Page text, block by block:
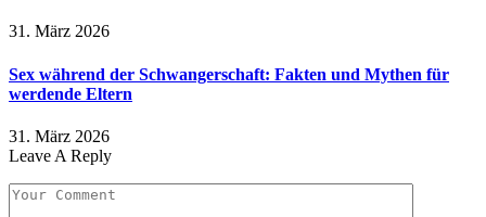
31. März 2026
Sex während der Schwangerschaft: Fakten und Mythen für
werdende Eltern
31. März 2026
Leave A Reply